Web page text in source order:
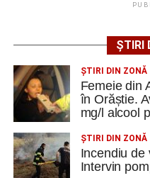
Hondorocu – Giurică,
Trip; rezerve Krupenschi,
Călin, Covaci, Păcuraru,
FOTO: Sorin GIURCĂ
ȘTIRI
ŞTIRI DIN ZONĂ
Femeie din
în Orăștie.
mg/l alcool
ŞTIRI DIN ZONĂ
Incendiu de
Intervin